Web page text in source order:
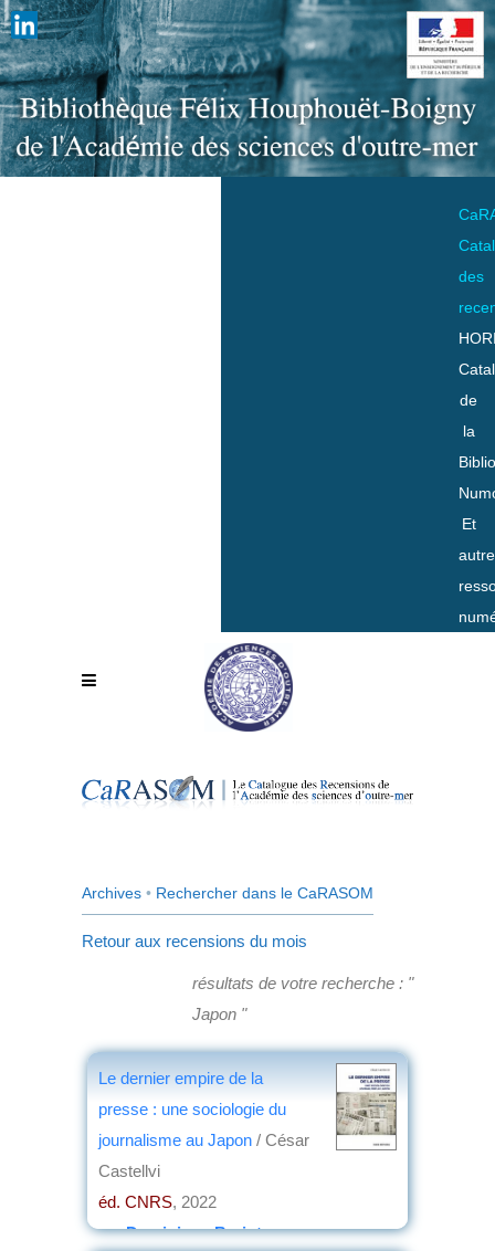
des
de
la
Et
Archives • Rechercher dans le CaRASOM
Retour aux recensions du mois
résultats de votre recherche : "
Japon "
Le dernier empire de la
presse : une sociologie du
journalisme au Japon / César
Castellvi
éd. CNRS, 2022
parDominique Barjot